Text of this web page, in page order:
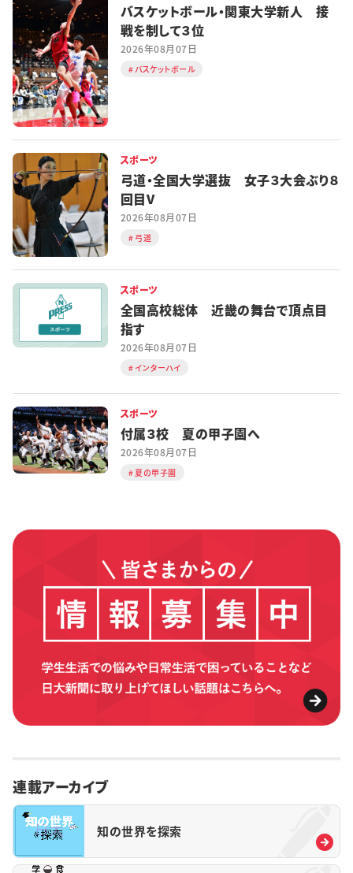
バスケットボール・関東大学新人 接
戦を制して３位
2026年08月07日
バスケットボール
スポーツ
弓道・全国大学選抜 女子３大会ぶり８
回目V
2026年08月07日
弓道
スポーツ
全国高校総体 近畿の舞台で頂点目
指す
2026年08月07日
インターハイ
スポーツ
付属３校 夏の甲子園へ
2026年08月07日
夏の甲子園
連載アーカイブ
知の世界を探索